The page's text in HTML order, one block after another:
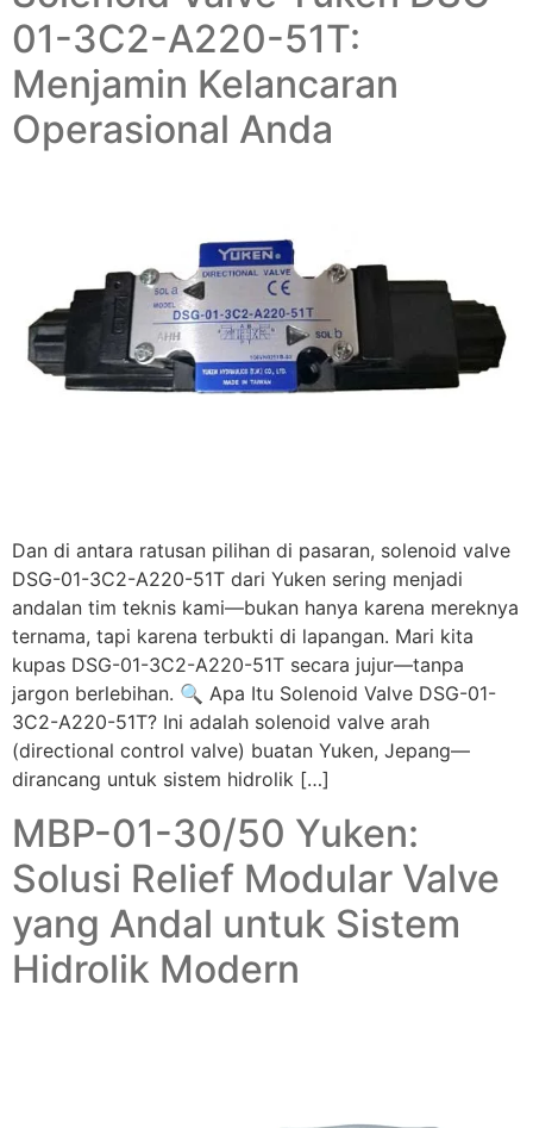
01-3C2-A220-51T:
Menjamin Kelancaran
Operasional Anda
Dan di antara ratusan pilihan di pasaran, solenoid valve
DSG-01-3C2-A220-51T dari Yuken sering menjadi
andalan tim teknis kami—bukan hanya karena mereknya
ternama, tapi karena terbukti di lapangan. Mari kita
kupas DSG-01-3C2-A220-51T secara jujur—tanpa
jargon berlebihan. 🔍 Apa Itu Solenoid Valve DSG-01-
3C2-A220-51T? Ini adalah solenoid valve arah
(directional control valve) buatan Yuken, Jepang—
dirancang untuk sistem hidrolik […]
MBP-01-30/50 Yuken:
Solusi Relief Modular Valve
yang Andal untuk Sistem
Hidrolik Modern